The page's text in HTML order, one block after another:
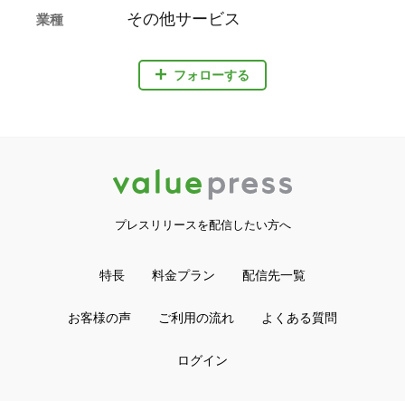
フォローする
業種 その他サービス
プレスリリースを配信したい方へ
特長 料金プラン 配信先一覧
お客様の声 ご利用の流れ よくある質問
ログイン